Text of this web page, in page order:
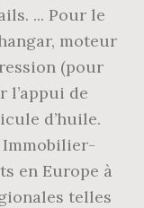
... Pour le
moteur
(pour
l’appui de
d’huile.
en Europe à
telles